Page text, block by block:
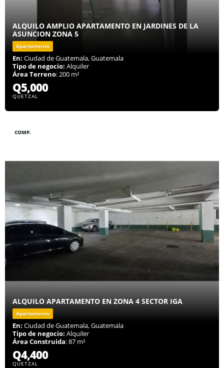
ALQUILO AMPLIO APARTAMENTO EN JARDINES DE LA
ASUNCION ZONA 5
Apartamento
En: Ciudad de Guatemala, Guatemala
Tipo de negocio: Alquiler
Área Terreno: 200 m²
Q5,000
QUETZAL
COMP.
ALQUILO APARTAMENTO EN ZONA 4 SECTOR IGA
Apartamento
En: Ciudad de Guatemala, Guatemala
Tipo de negocio: Alquiler
Área Construida: 87 m²
Q4,400
QUETZAL